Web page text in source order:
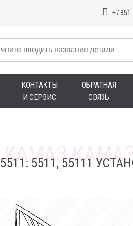
+7 351
КОНТАКТЫ
И СЕРВИС
ОБРАТНАЯ
СВЯЗЬ
5511, 55111